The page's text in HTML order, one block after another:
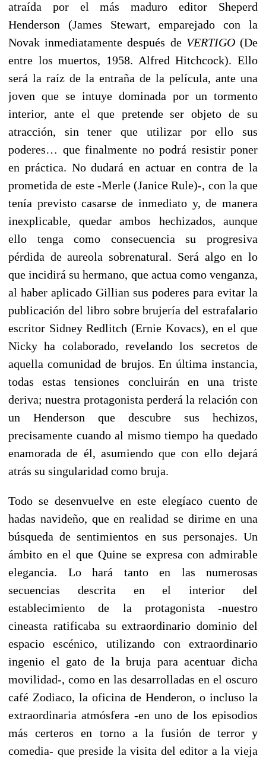
atraída por el más maduro editor Sheperd
Henderson (James Stewart, emparejado con la
Novak inmediatamente después de VERTIGO(De
entre los muertos, 1958. Alfred Hitchcock). Ello
será la raíz de la entraña de la película, ante una
joven que se intuye dominada por un tormento
interior, ante el que pretende ser objeto de su
atracción, sin tener que utilizar por ello sus
poderes… que finalmente no podrá resistir poner
en práctica. No dudará en actuar en contra de la
prometida de este -Merle (Janice Rule)-, con la que
tenía previsto casarse de inmediato y, de manera
inexplicable, quedar ambos hechizados, aunque
ello tenga como consecuencia su progresiva
pérdida de aureola sobrenatural. Será algo en lo
que incidirá su hermano, que actua como venganza,
al haber aplicado Gillian sus poderes para evitar la
publicación del libro sobre brujería del estrafalario
escritor Sidney Redlitch (Ernie Kovacs), en el que
Nicky ha colaborado, revelando los secretos de
aquella comunidad de brujos. En última instancia,
todas estas tensiones concluirán en una triste
deriva; nuestra protagonista perderá la relación con
un Henderson que descubre sus hechizos,
precisamente cuando al mismo tiempo ha quedado
enamorada de él, asumiendo que con ello dejará
atrás su singularidad como bruja.
Todo se desenvuelve en este elegíaco cuento de
hadas navideño, que en realidad se dirime en una
búsqueda de sentimientos en sus personajes. Un
ámbito en el que Quine se expresa con admirable
elegancia. Lo hará tanto en las numerosas
secuencias descrita en el interior del
establecimiento de la protagonista -nuestro
cineasta ratificaba su extraordinario dominio del
espacio escénico, utilizando con extraordinario
ingenio el gato de la bruja para acentuar dicha
movilidad-, como en las desarrolladas en el oscuro
café Zodiaco, la oficina de Henderon, o incluso la
extraordinaria atmósfera -en uno de los episodios
más certeros en torno a la fusión de terror y
comedia- que preside la visita del editor a la vieja